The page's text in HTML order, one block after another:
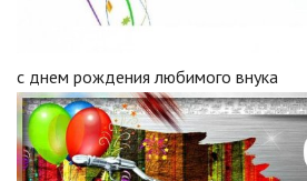
с днем рождения любимого внука